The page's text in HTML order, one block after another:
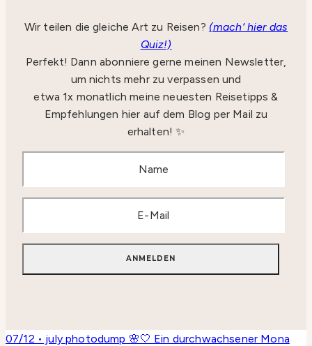
Wir teilen die gleiche Art zu Reisen? (mach‘ hier das
Quiz!)
Perfekt! Dann abonniere gerne meinen Newsletter,
um nichts mehr zu verpassen und
etwa 1x monatlich meine neuesten Reisetipps &
Empfehlungen hier auf dem Blog per Mail zu
erhalten! ✨
07/12 • july photodump 🌸🤍 Ein durchwachsener Mona